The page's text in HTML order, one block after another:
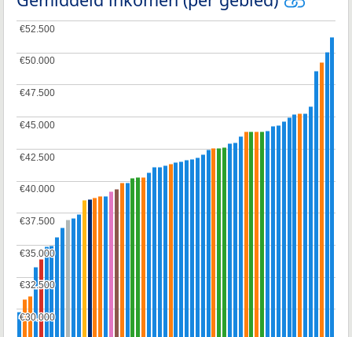
€30.000
€30.000
€32.500
€32.500
€35.000
€35.000
€37.500
€37.500
€40.000
€40.000
€42.500
€42.500
€45.000
€45.000
€47.500
€47.500
€50.000
€50.000
€52.500
€52.500